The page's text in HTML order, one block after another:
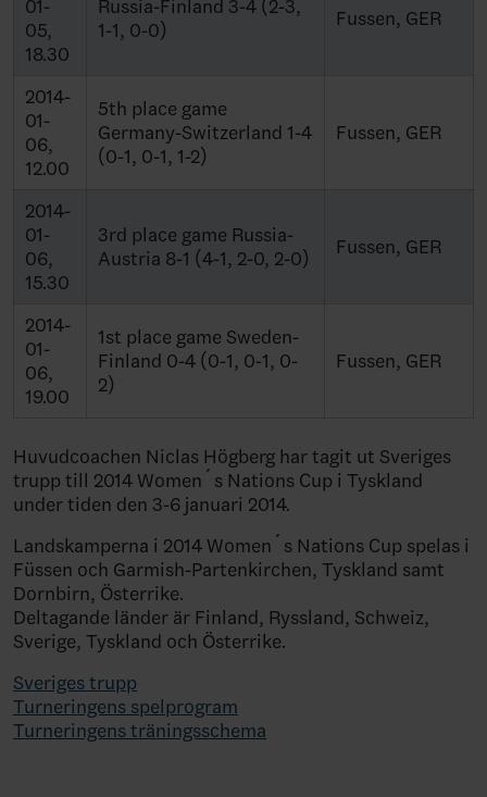
01-
05,
18.30
Russia-Finland 3-4 (2-3,
1-1, 0-0)
Fussen, GER
2014-
01-
06,
12.00
5th place game
Germany-Switzerland 1-4
(0-1, 0-1, 1-2)
Fussen, GER
2014-
01-
06,
15.30
3rd place game Russia-
Austria 8-1 (4-1, 2-0, 2-0)
Fussen, GER
2014-
01-
06,
19.00
1st place game Sweden-
Finland 0-4 (0-1, 0-1, 0-
2)
Fussen, GER
Huvudcoachen Niclas Högberg har tagit ut Sveriges
trupp till 2014 Women´s Nations Cup i Tyskland
under tiden den 3-6 januari 2014.
Landskamperna i 2014 Women´s Nations Cup spelas i
Füssen och Garmish-Partenkirchen, Tyskland samt
Dornbirn, Österrike.
Deltagande länder är Finland, Ryssland, Schweiz,
Sverige, Tyskland och Österrike.
Sveriges trupp
Turneringens spelprogram
Turneringens träningsschema